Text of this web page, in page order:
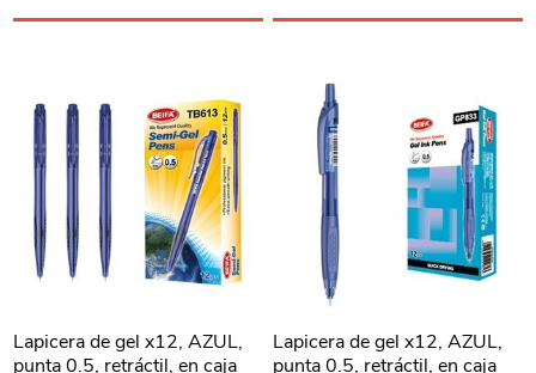
Lapicera de gel x12, AZUL,
punta 0.5, retráctil, en caja
Lapicera de gel x12, AZUL,
punta 0.5, retráctil, en caja